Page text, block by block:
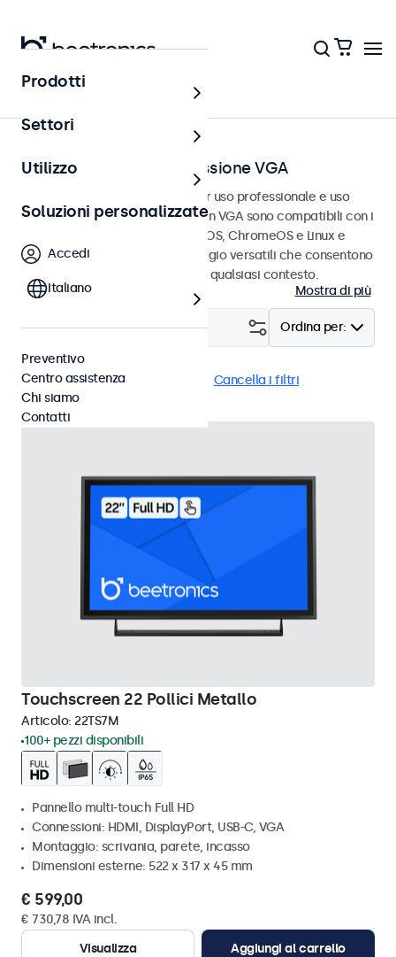
Home
Touchscreen con connessione VGA
Touchscreen VGA progettati per uso professionale e uso
continuativo. Questi touchscreen VGA sono compatibili con i
sistemi operativi Windows, macOS, ChromeOS e Linux e
dispongono di opzioni di montaggio versatili che consentono
loro di integrarsi perfettamente qualsiasi contesto.
Mostra di più
Ordina per:
Filtro (2)
VGA Touchscreen 22 pollici Cancella i filtri
Touchscreen 22 Pollici Metallo
Articolo: 22TS7M
100+ pezzi disponibili
Pannello multi-touch Full HD
Connessioni: HDMI, DisplayPort, USB-C, VGA
Montaggio: scrivania, parete, incasso
Dimensioni esterne: 522 x 317 x 45 mm
€ 599,00
€ 730,78 IVA incl.
Visualizza
Aggiungi al carrello
Prodotti
Settori
Utilizzo
Soluzioni personalizzate
Accedi
Italiano
Preventivo
Centro assistenza
Chi siamo
Contatti